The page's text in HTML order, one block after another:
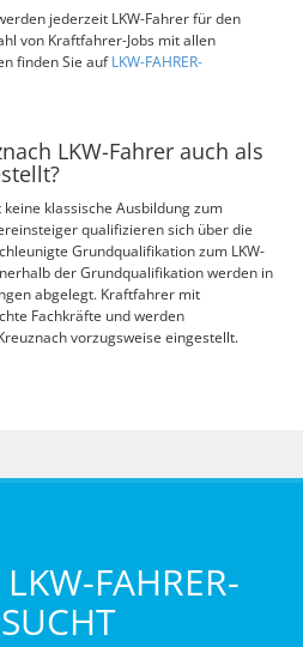
jederzeit LKW-Fahrer für den
von Kraftfahrer-Jobs mit allen
finden Sie aufLKW-FAHRER-
LKW-Fahrer auch als
klassische Ausbildung zum
qualifizieren sich über die
Grundqualifikation zum LKW-
der Grundqualifikation werden in
abgelegt. Kraftfahrer mit
Fachkräfte und werden
vorzugsweise eingestellt.
FAHRER-